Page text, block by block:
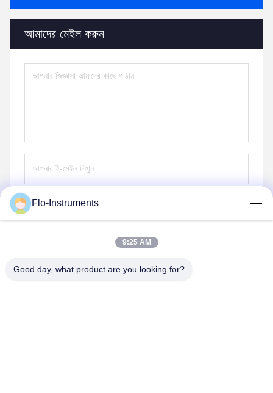
আমাদের মেইল করুন
পাঠান
Flo-Instruments
9:25 AM
Good day, what product are you looking for?